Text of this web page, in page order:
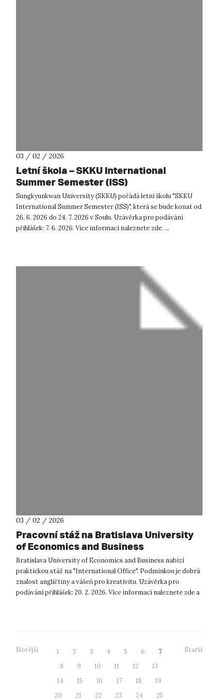
03 / 02 / 2026
Letní škola – SKKU International
Summer Semester (ISS)
Sungkyunkwan University (SKKU) pořádá letní školu "SKKU
International Summer Semester (ISS)", která se bude konat od
26. 6. 2026 do 24. 7. 2026 v Soulu. Uzávěrka pro podávání
přihlášek: 7. 6. 2026. Více informací naleznete zde. ...
03 / 02 / 2026
Pracovní stáž na Bratislava University
of Economics and Business
Bratislava University of Economics and Business nabízí
praktickou stáž na "International Office". Podmínkou je dobrá
znalost angličtiny a vášeň pro kreativitu. Uzávěrka pro
podávání přihlášek: 20. 2. 2026. Více informací naleznete zde a
Novější 1 2 3 4 5 6
7
8
9 10 11 12
13
14
15 16 17 18
19
20
21 22 23 24
25
Starší